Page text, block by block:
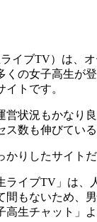
イブTV）は、
くの女子高生が
トです。
営状況もかなり
ス数も伸びている
かりしたサイトだ
ライブTV」は、
間もないため、
高生チャット」よ